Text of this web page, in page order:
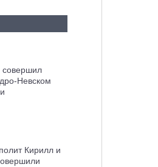
совершил
Невском
Кирилл и